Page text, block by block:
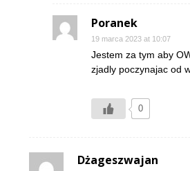
Poranek
19 marca 2023 at 10:07
Jestem za tym aby
zjadly poczynajac od
0
Dżageszwajan